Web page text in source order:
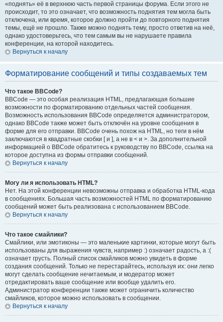
«поднять» её в верхнюю часть первой страницы форума. Если этого не
происходит, то это означает, что возможность поднятия тем могла быть
отключена, или время, которое должно пройти до повторного поднятия
темы, ещё не прошло. Также можно поднять тему, просто ответив на неё,
однако удостоверьтесь, что тем самым вы не нарушаете правила
конференции, на которой находитесь.
Вернуться к началу
Форматирование сообщений и типы создаваемых тем
Что такое BBCode?
BBCode — это особая реализация HTML, предлагающая большие
возможности по форматированию отдельных частей сообщения.
Возможность использования BBCode определяется администратором,
однако BBCode также может быть отключён на уровне сообщения в
форме для его отправки. BBCode очень похож на HTML, но теги в нём
заключаются в квадратные скобки [ и ], а не в < и >. За дополнительной
информацией о BBCode обратитесь к руководству по BBCode, ссылка на
которое доступна из формы отправки сообщений.
Вернуться к началу
Могу ли я использовать HTML?
Нет. На этой конференции невозможны отправка и обработка HTML-кода
в сообщениях. Большая часть возможностей HTML по форматированию
сообщений может быть реализована с использованием BBCode.
Вернуться к началу
Что такое смайлики?
Смайлики, или эмотиконы — это маленькие картинки, которые могут быть
использованы для выражения чувств, например :) означает радость, а :(
означает грусть. Полный список смайликов можно увидеть в форме
создания сообщений. Только не перестарайтесь, используя их: они легко
могут сделать сообщение нечитаемым, и модератор может
отредактировать ваше сообщение или вообще удалить его.
Администратор конференции также может ограничить количество
смайликов, которое можно использовать в сообщении.
Вернуться к началу